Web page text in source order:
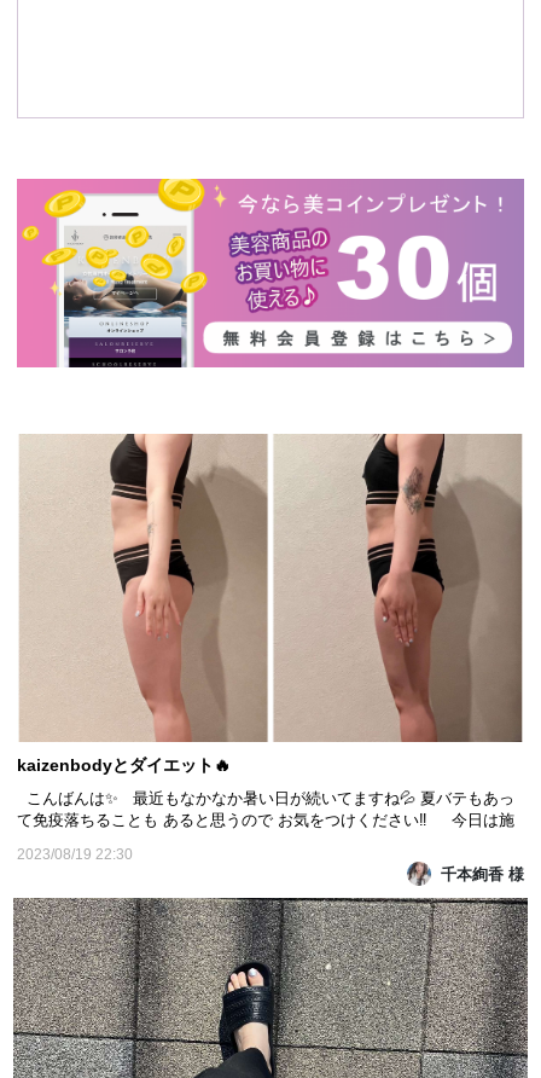
kaizenbodyとダイエット🔥
こんばんは✨ 最近もなかなか暑い日が続いてますね💦 夏バテもあっ
て免疫落ちることも あると思うので お気をつけください‼️ 今日は施
り動くことが多かったので 体のズレがかなりあったらしいのですが 施
2023/08/19 22:30
千本絢香 様